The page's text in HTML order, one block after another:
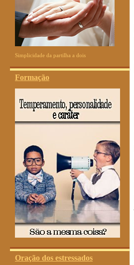
Simplicidade da partilha a dois
Formação
Oração dos estressados